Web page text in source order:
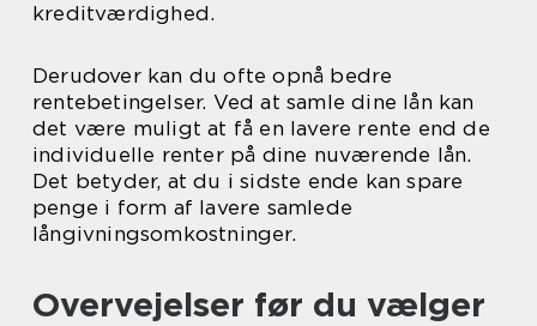
kreditværdighed.
Derudover kan du ofte opnå bedre
rentebetingelser. Ved at samle dine lån kan
det være muligt at få en lavere rente end de
individuelle renter på dine nuværende lån.
Det betyder, at du i sidste ende kan spare
penge i form af lavere samlede
långivningsomkostninger.
Overvejelser før du vælger